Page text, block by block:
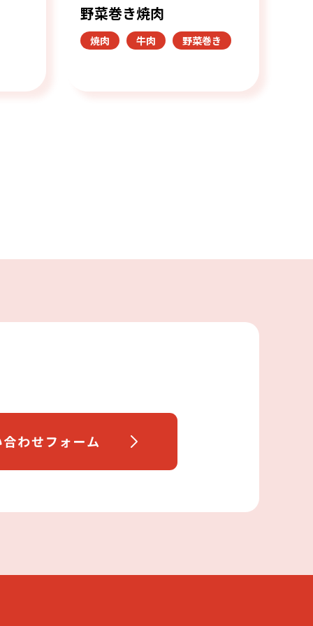
野菜巻き焼肉
焼肉 牛肉 野菜巻き